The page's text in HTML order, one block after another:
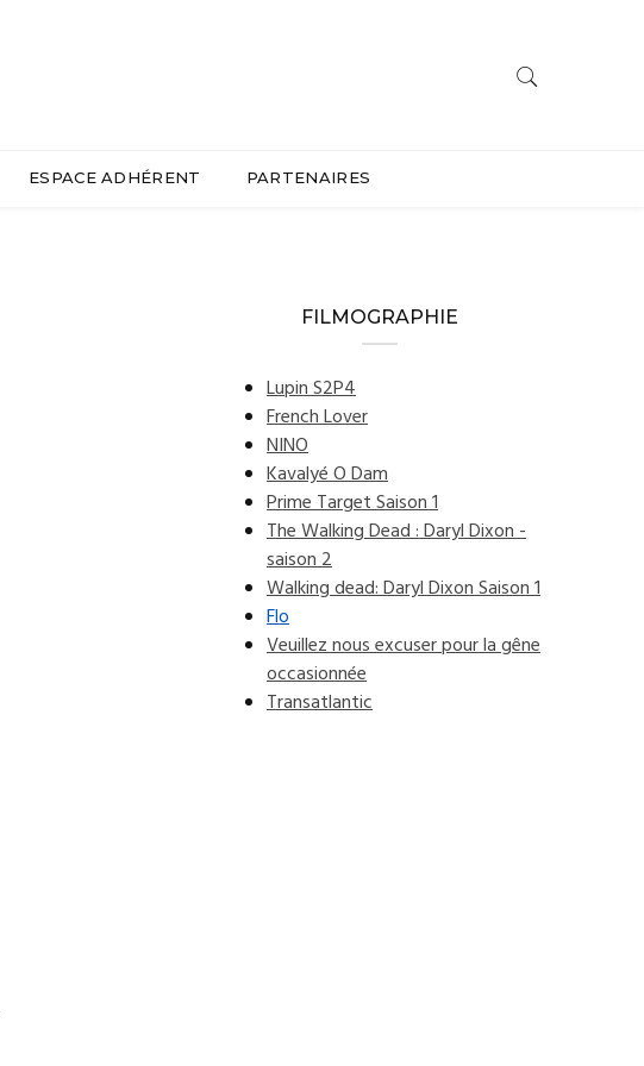
ESPACE ADHÉRENT PARTENAIRES
FILMOGRAPHIE
Lupin S2P4
French Lover
NINO
Kavalyé O Dam
Prime Target Saison 1
The Walking Dead : Daryl Dixon -
saison 2
Walking dead: Daryl Dixon Saison 1
Flo
Veuillez nous excuser pour la gêne
occasionnée
Transatlantic